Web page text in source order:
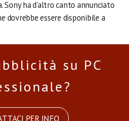
ha d’altro canto annunciato
dovrebbe essere disponibile a
su PC
PER INFO